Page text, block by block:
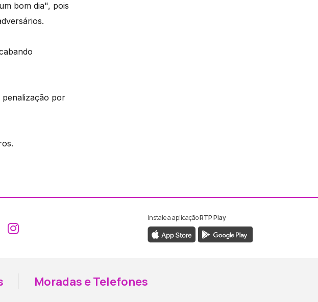
bom dia", pois
penalização por
Aceder ao Facebook da RTP Madeira
Aceder ao Instagram da RTP Madeira
Instale a aplicaçãoRTP Play
Moradas e Telefones